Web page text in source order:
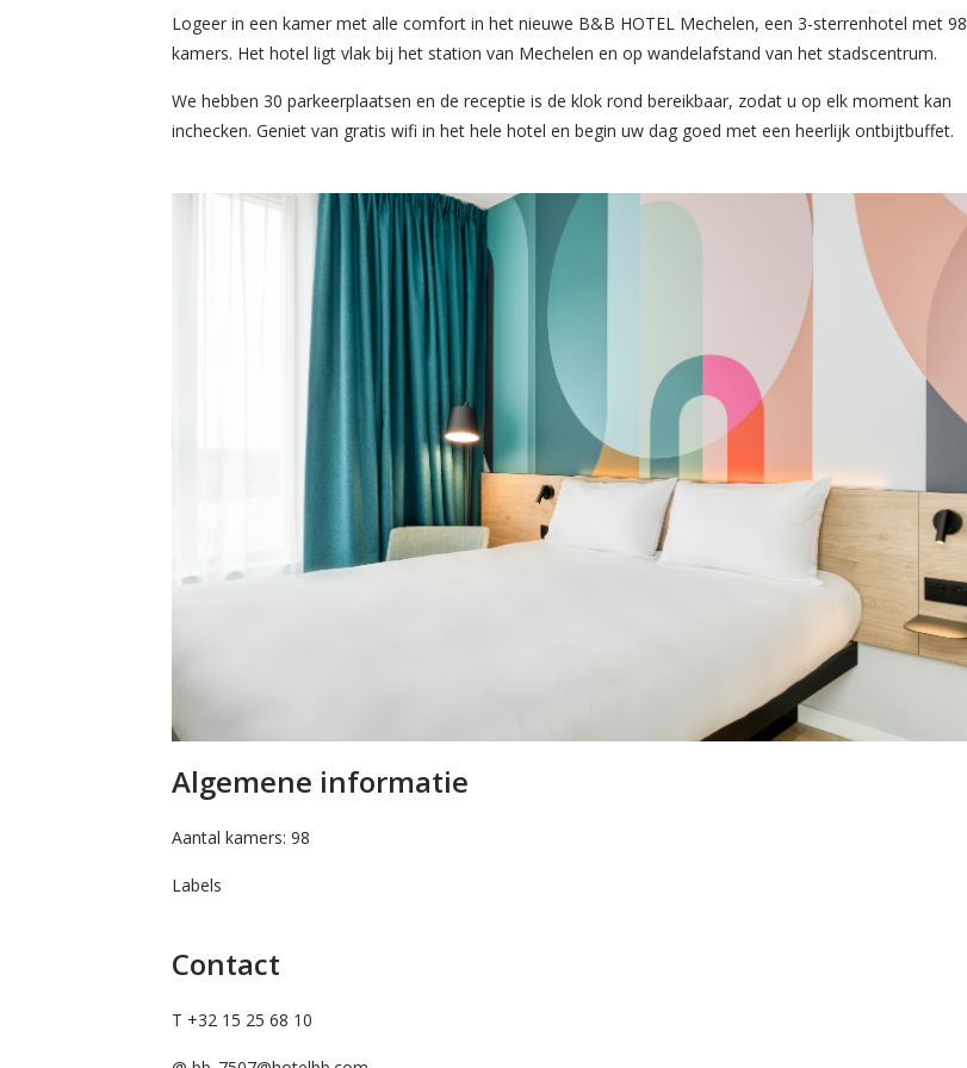
Logeer in een kamer met alle comfort in het nieuwe B&B HOTEL Mechelen, een 3-sterrenhotel met 98
kamers. Het hotel ligt vlak bij het station van Mechelen en op wandelafstand van het stadscentrum.
We hebben 30 parkeerplaatsen en de receptie is de klok rond bereikbaar, zodat u op elk moment kan
inchecken. Geniet van gratis wifi in het hele hotel en begin uw dag goed met een heerlijk ontbijtbuffet.
Algemene informatie
Aantal kamers: 98
Labels
Contact
T +32 15 25 68 10